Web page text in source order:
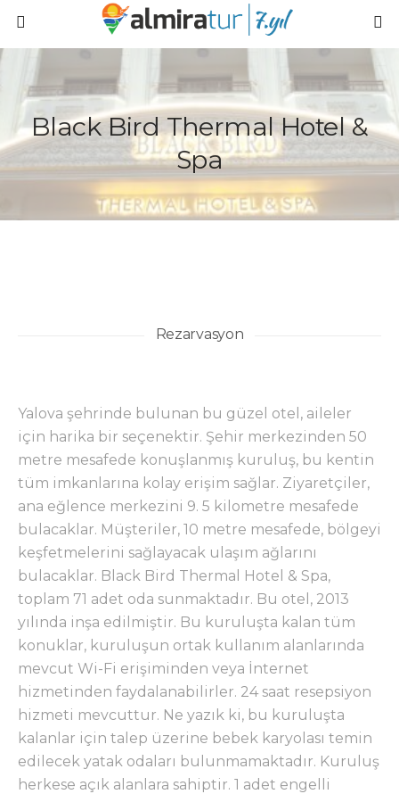
Black Bird Thermal Hotel &
Spa
Rezarvasyon
Yalova şehrinde bulunan bu güzel otel, aileler
için harika bir seçenektir. Şehir merkezinden 50
metre mesafede konuşlanmış kuruluş, bu kentin
tüm imkanlarına kolay erişim sağlar. Ziyaretçiler,
ana eğlence merkezini 9. 5 kilometre mesafede
bulacaklar. Müşteriler, 10 metre mesafede, bölgeyi
keşfetmelerini sağlayacak ulaşım ağlarını
bulacaklar. Black Bird Thermal Hotel & Spa,
toplam 71 adet oda sunmaktadır. Bu otel, 2013
yılında inşa edilmiştir. Bu kuruluşta kalan tüm
konuklar, kuruluşun ortak kullanım alanlarında
mevcut Wi-Fi erişiminden veya İnternet
hizmetinden faydalanabilirler. 24 saat resepsiyon
hizmeti mevcuttur. Ne yazık ki, bu kuruluşta
kalanlar için talep üzerine bebek karyolası temin
edilecek yatak odaları bulunmamaktadır. Kuruluş
herkese açık alanlara sahiptir. 1 adet engelli